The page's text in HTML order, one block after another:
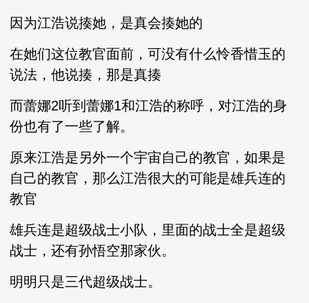
因为江浩说揍她，是真会揍她的
在她们这位教官面前，可没有什么怜香惜玉的
说法，他说揍，那是真揍
而蕾娜2听到蕾娜1和江浩的称呼，对江浩的身
份也有了一些了解。
原来江浩是另外一个宇宙自己的教官，如果是
自己的教官，那么江浩很大的可能是雄兵连的
教官
雄兵连是超级战士小队，里面的战士全是超级
战士，还有孙悟空那家伙。
明明只是三代超级战士。